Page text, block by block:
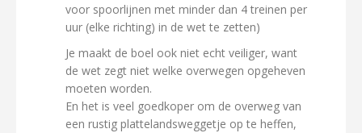
voor spoorlijnen met minder dan 4 treinen per
uur (elke richting) in de wet te zetten)
Je maakt de boel ook niet echt veiliger, want
de wet zegt niet welke overwegen opgeheven
moeten worden.
En het is veel goedkoper om de overweg van
een rustig plattelandsweggetje op te heffen,